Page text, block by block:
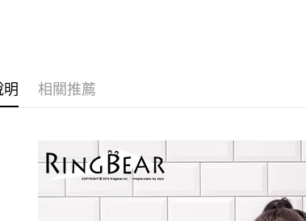
明 相關推薦